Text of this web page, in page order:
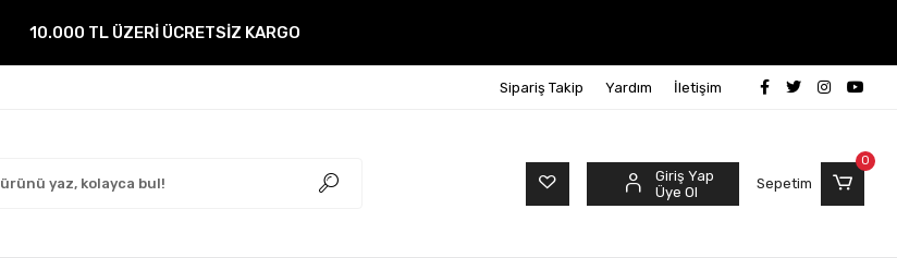
10.000 TL ÜZERİ ÜCRETSİZ KARGO
Sipariş Takip Yardım İletişim
Giriş Yap
Üye Ol
Sepetim
0